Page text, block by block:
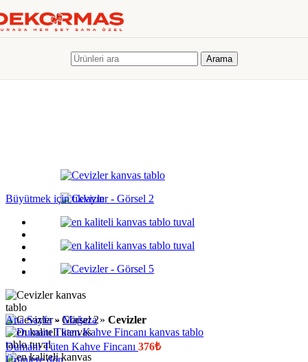
Skip to navigationSkip to main content
KİŞİYE ÖZEL HEDİYELER KİŞİYE ÖZEL FOTOĞRAF BASKILARI
KİŞİYE ÖZEL HEDİYELER
KİŞİYE ÖZEL FOTOĞRAF BASKILARI
DEKORATİF KANVAS
KİŞİYE ÖZEL KUPA BARDAKLAR FOTOĞRAF ALBÜMLERİ
Arama
Büyütmek için tıklayın
Ana Sayfa»Mağaza» Cevizler
Dumanı Tüten Kahve Fincanı 376₺
Ürünlere dön